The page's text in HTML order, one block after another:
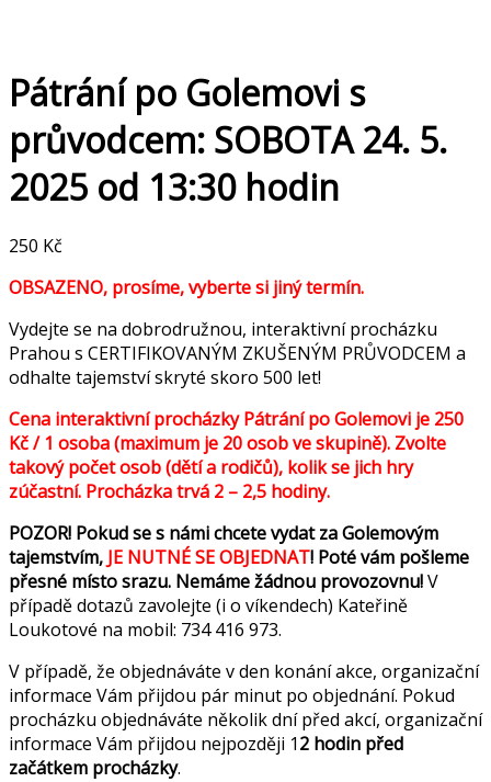
Pátrání po Golemovi s
průvodcem: SOBOTA 24. 5.
2025 od 13:30 hodin
250 Kč
OBSAZENO, prosíme, vyberte si jiný termín.
Vydejte se na dobrodružnou, interaktivní procházku
Prahou s CERTIFIKOVANÝM ZKUŠENÝM PRŮVODCEM a
odhalte tajemství skryté skoro 500 let!
Cena interaktivní procházky Pátrání po Golemovi je 250
Kč / 1 osoba (maximum je 20 osob ve skupině). Zvolte
takový počet osob (dětí a rodičů), kolik se jich hry
zúčastní. Procházka trvá 2 – 2,5 hodiny.
POZOR! Pokud se s námi chcete vydat za Golemovým
tajemstvím, JE NUTNÉ SE OBJEDNAT! Poté vám pošleme
přesné místo srazu. Nemáme žádnou provozovnu!V
případě dotazů zavolejte (i o víkendech) Kateřině
Loukotové na mobil: 734 416 973.
V případě, že objednáváte v den konání akce, organizační
informace Vám přijdou pár minut po objednání. Pokud
procházku objednáváte několik dní před akcí, organizační
informace Vám přijdou nejpozději 12 hodin před
začátkem procházky.